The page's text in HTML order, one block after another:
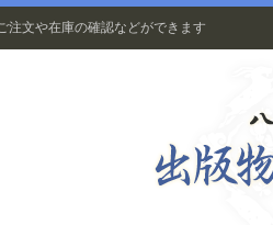
注文や在庫の確認などができます